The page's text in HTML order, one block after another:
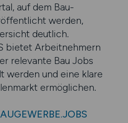
auf dem Bau-
werden,
deutlich.
bietet Arbeitnehmern
relevante Bau Jobs
werden und eine klare
ermöglichen.